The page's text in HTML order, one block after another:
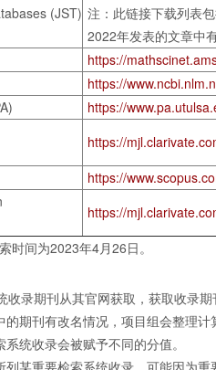
(JST) 注：此链接下载列表
2022年发表的文章中
https://
https://
https://
https://
https://
https://
时间为2023年4月26日。
收录期刊从其官网获取，获取收录期
的期刊有改名情况，项目组会整理计
系统收录会被赋予不同的分值。
列某重要检索系统收录，可能因为